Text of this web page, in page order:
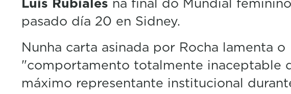
pasado día 20 en Sidney.
Nunha carta asinada por Rocha lamenta o
"comportamento totalmente inaceptable
máximo representante institucional